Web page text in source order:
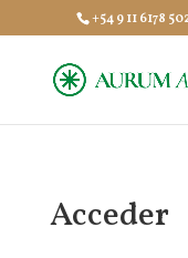
+54 9 11 6178
Acceder